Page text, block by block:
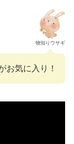
物知りウサギ
お気に入り！